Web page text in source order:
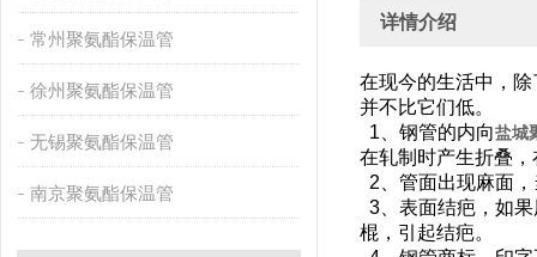
常州聚氨酯保温管
徐州聚氨酯保温管
无锡聚氨酯保温管
南京聚氨酯保温管
详情介绍
在现今的生活中，
并不比它们低。
1、钢管的内向盐城
在轧制时产生折叠
2、管面出现麻面
3、表面结疤，如
棍，引起结疤。